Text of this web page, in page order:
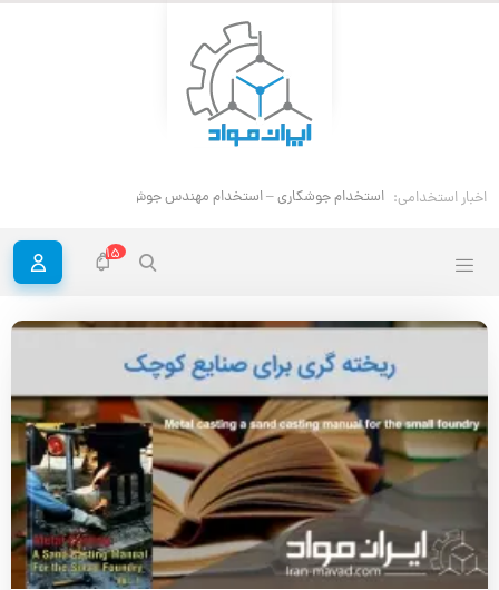
اخبار استخدامی: استخدام جوشکاری – استخدام مهندس جوش
15